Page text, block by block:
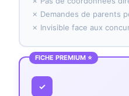
✗ Demandes de parents
✗ Invisible face aux
FICHE PREMIUM ⭐
✓